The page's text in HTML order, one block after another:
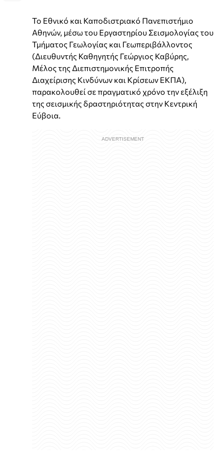
Το Εθνικό και Καποδιστριακό Πανεπιστήμιο
Αθηνών, μέσω του Εργαστηρίου Σεισμολογίας του
Τμήματος Γεωλογίας και Γεωπεριβάλλοντος
(Διευθυντής Καθηγητής Γεώργιος Καβύρης,
Μέλος της Διεπιστημονικής Επιτροπής
Διαχείρισης Κινδύνων και Κρίσεων ΕΚΠΑ),
παρακολουθεί σε πραγματικό χρόνο την εξέλιξη
της σεισμικής δραστηριότητας στην Κεντρική
Εύβοια.